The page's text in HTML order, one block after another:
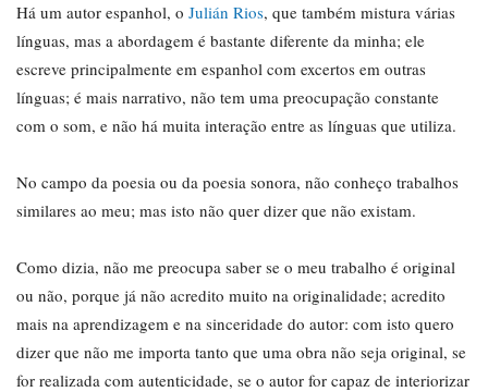
Há um autor espanhol, o Julián Rios, que também mistura várias
línguas, mas a abordagem é bastante diferente da minha; ele
escreve principalmente em espanhol com excertos em outras
línguas; é mais narrativo, não tem uma preocupação constante
com o som, e não há muita interação entre as línguas que utiliza.
No campo da poesia ou da poesia sonora, não conheço trabalhos
similares ao meu; mas isto não quer dizer que não existam.
Como dizia, não me preocupa saber se o meu trabalho é original
ou não, porque já não acredito muito na originalidade; acredito
mais na aprendizagem e na sinceridade do autor: com isto quero
dizer que não me importa tanto que uma obra não seja original, se
for realizada com autenticidade, se o autor for capaz de interiorizar